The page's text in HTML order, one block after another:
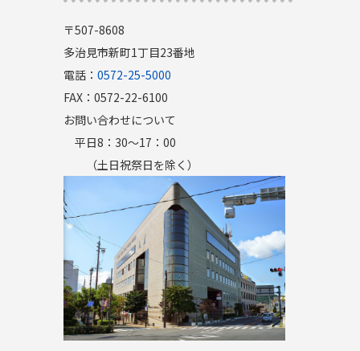
〒507-8608
多治見市新町1丁目23番地
電話： 0572-25-5000
FAX：0572-22-6100
お問い合わせについて
平日8：30～17：00
（土日祝祭日を除く）